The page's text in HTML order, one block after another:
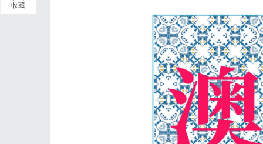
收藏